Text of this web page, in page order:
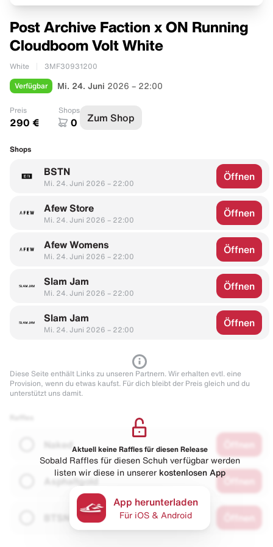
Post Archive Faction x ON Running
Cloudboom Volt White
White 3MF30931200
Verfügbar Mi. 24. Juni 2026 – 22:00
Preis
290 €
Shops
0 Zum Shop
Shops
BSTN
Mi. 24. Juni 2026 – 22:00
Öffnen
Afew Store
Mi. 24. Juni 2026 – 22:00
Öffnen
Afew Womens
Mi. 24. Juni 2026 – 22:00
Öffnen
Slam Jam
Mi. 24. Juni 2026 – 22:00
Öffnen
Slam Jam
Mi. 24. Juni 2026 – 22:00
Öffnen
Diese Seite enthält Links zu unseren Partnern. Wir erhalten evtl. eine
Provision, wenn du etwas kaufst. Für dich bleibt der Preis gleich und du
unterstützt uns damit.
Naked
Asphaltgold
Aktuell keine Raffles für diesen Release
Sobald Raffles für diesen Schuh verfügbar werden
listen wir diese in unserer kostenlosen App
App herunterladen
Für iOS & Android